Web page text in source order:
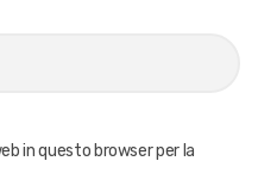
in questo browser per la